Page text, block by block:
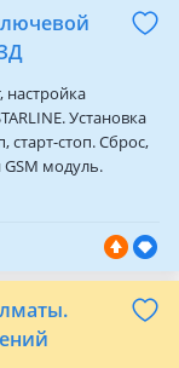
вибрацию на
настройка
Установка
старт-стоп. Сброс,
модуль.
выезд